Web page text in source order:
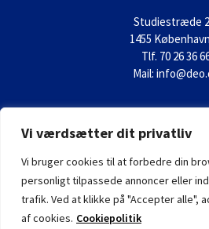
Vi værdsætter dit privatliv
Vi bruger cookies til at forbedre din
personligt tilpassede annoncer eller
trafik. Ved at klikke på "Accepter alle",
af cookies. Cookiepolitik
Studiestræde
1455
Tlf. 70 26 36
Mail: